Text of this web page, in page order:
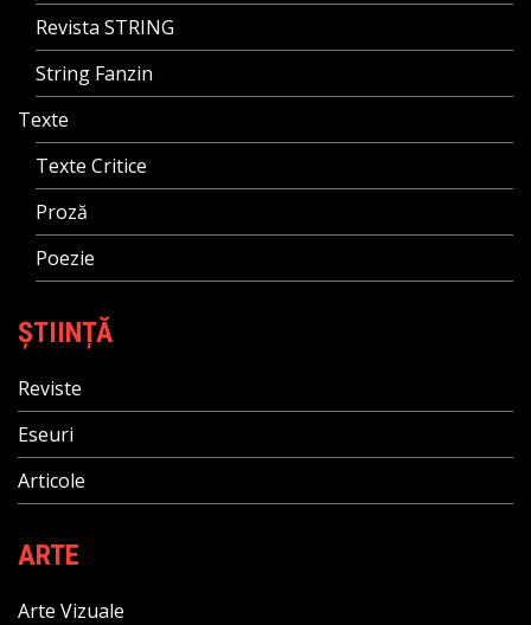
Revista STRING
String Fanzin
Texte
Texte Critice
Proză
Poezie
ȘTIINȚĂ
Reviste
Eseuri
Articole
ARTE
Arte Vizuale